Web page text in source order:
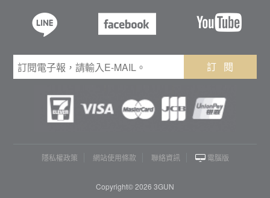
訂 閱
隱私權政策 網站使用條款 聯絡資訊 電腦版
Copyright© 2026 3GUN